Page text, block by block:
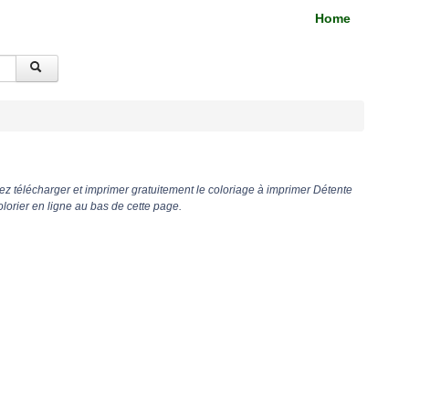
Home
télécharger et imprimer gratuitement le coloriage à imprimer Détente
en ligne au bas de cette page.